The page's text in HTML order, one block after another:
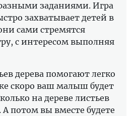
заданиями. Игра
захватывает детей в
сами стремятся
с интересом выполняя
дерева помогают легко
скоро ваш малыш будет
на дереве листьев
А потом вы вместе будете